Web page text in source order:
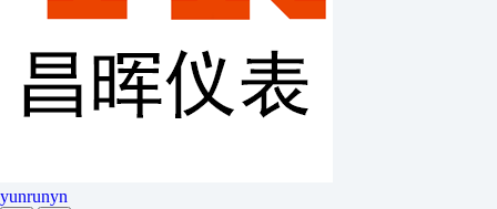
yunrunyn